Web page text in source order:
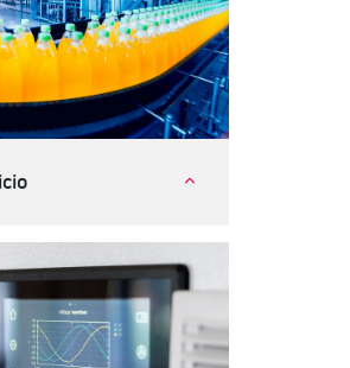
críticas